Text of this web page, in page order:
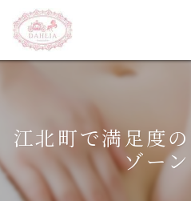
江北町で満足度
ゾー